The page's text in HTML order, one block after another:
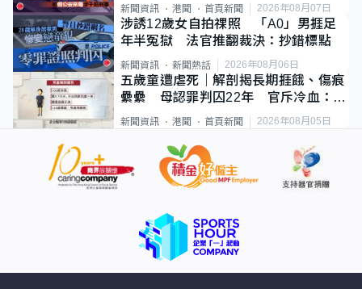
新聞資訊 港聞 首頁新聞 2026年08月07日
涉誘12歲女自拍祼照 「A0」男捱足
年半冤獄 法官推翻裁決：抄錯標點
新聞資訊 新聞熱話 2026年08月06日
五歲童遭虐死｜解剖揭長期捱餓、傷痕
纍纍 母認罪判囚22年 官斥冷血：同
類案最惡劣
新聞資訊 港聞 首頁新聞 2026年08月05日